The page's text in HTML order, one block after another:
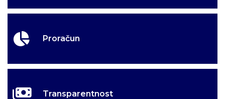
Proračun
Transparentnost